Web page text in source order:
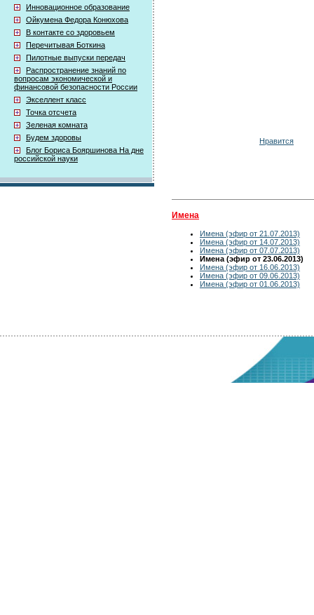
Инновационное образование
Ойкумена Федора Конюхова
В контакте со здоровьем
Перечитывая Боткина
Пилотные выпуски передач
Распространение знаний по
вопросам экономической и
финансовой безопасности России
Экселлент класс
Точка отсчета
Зеленая комната
Будем здоровы
Блог Бориса Бояршинова На дне
российской науки
Нравится
Имена
Имена (эфир от 21.07.2013)
Имена (эфир от 14.07.2013)
Имена (эфир от 07.07.2013)
Имена (эфир от 23.06.2013)
Имена (эфир от 16.06.2013)
Имена (эфир от 09.06.2013)
Имена (эфир от 01.06.2013)